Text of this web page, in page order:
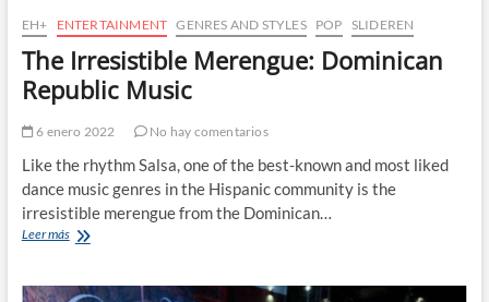
EH+ ENTERTAINMENT GENRES AND STYLES POP SLIDEREN
The Irresistible Merengue: Dominican
Republic Music
6 enero 2022 No hay comentarios
Like the rhythm Salsa, one of the best-known and most liked
dance music genres in the Hispanic community is the
irresistible merengue from the Dominican…
Leer másThe
Dominican